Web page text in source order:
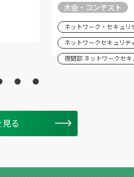
大会・コンテスト
ネットワーク・セキュリ
ネットワークセキュリテ
夜間部 ネットワークセ
る